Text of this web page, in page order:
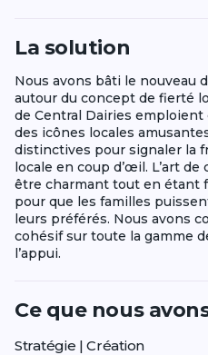
La solution
Nous avons bâti le nouveau
autour du concept de fierté
de Central Dairies emploient
des icônes locales
distinctives pour signaler la
locale en coup d’œil. L’art
être charmant tout en étant
pour que les familles
leurs préférés. Nous avons
cohésif sur toute la gamme
l’appui.
Ce que nous
Stratégie | Création